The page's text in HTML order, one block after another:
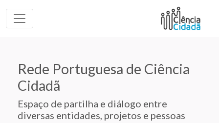
Rede Portuguesa de Ciência
Cidadã
Espaço de partilha e diálogo entre
diversas entidades, projetos e pessoas